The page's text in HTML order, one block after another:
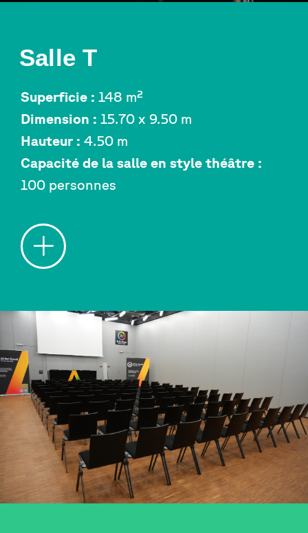
Salle T
Superficie : 148 m²
Dimension : 15.70 x 9.50 m
Hauteur : 4.50 m
Capacité de la salle en style théâtre :
100 personnes